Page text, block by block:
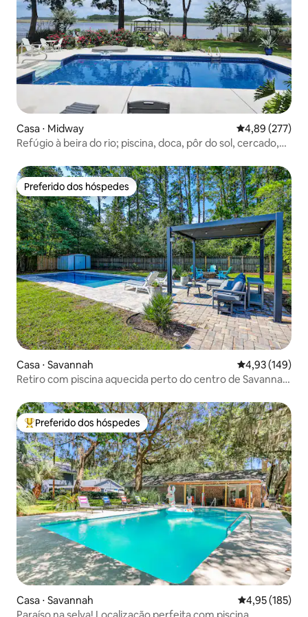
Casa ⋅ Midway 4,89 de uma
4,89 (277)
Refúgio à beira do rio; piscina, doca, pôr do sol, cercado,
Preferido dos hóspedes
Preferido dos hóspedes
Casa ⋅ Savannah 4,93 de uma
4,93 (149)
Retiro com piscina aquecida perto do centro de Savannah
Entre os melhores preferidos dos hóspedes
Preferido dos hóspedes
Casa ⋅ Savannah 4,95 de uma
4,95 (185)